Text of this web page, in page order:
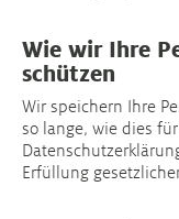
Wie wir Ihre
schützen
Wir speichern Ihre
so lange, wie dies
Erfüllung